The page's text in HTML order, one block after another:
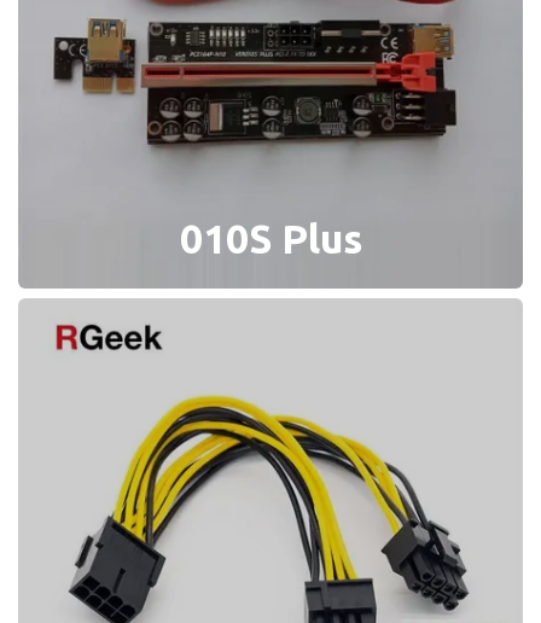
010S Plus